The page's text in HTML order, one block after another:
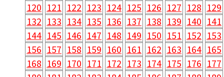
120 121 122 123 124 125 126 127 128 129
132 133 134 135 136 137 138 139 140 141
144 145 146 147 148 149 150 151 152 153
156 157 158 159 160 161 162 163 164 165
168 169 170 171 172 173 174 175 176 177